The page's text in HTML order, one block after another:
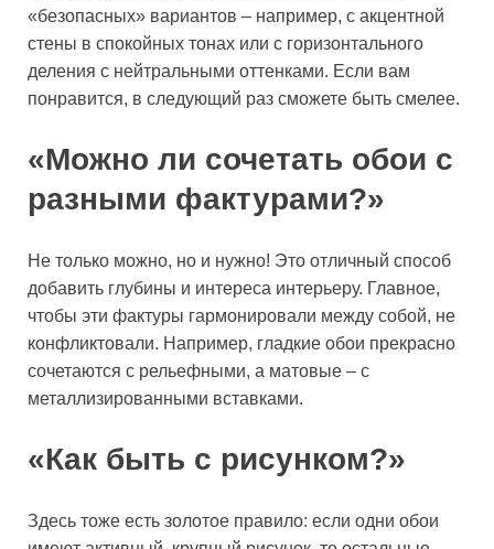
«безопасных» вариантов – например, с акцентной
стены в спокойных тонах или с горизонтального
деления с нейтральными оттенками. Если вам
понравится, в следующий раз сможете быть смелее.
«Можно ли сочетать обои с
разными фактурами?»
Не только можно, но и нужно! Это отличный способ
добавить глубины и интереса интерьеру. Главное,
чтобы эти фактуры гармонировали между собой, не
конфликтовали. Например, гладкие обои прекрасно
сочетаются с рельефными, а матовые – с
металлизированными вставками.
«Как быть с рисунком?»
Здесь тоже есть золотое правило: если одни обои